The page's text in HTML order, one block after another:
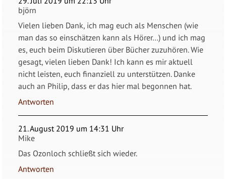
björn
Vielen lieben Dank, ich mag euch als Menschen (wie
man das so einschätzen kann als Hörer…) und ich mag
es, euch beim Diskutieren über Bücher zuzuhören. Wie
gesagt, vielen lieben Dank! Ich kann es mir aktuell
nicht leisten, euch finanziell zu unterstützen. Danke
auch an Philip, dass er das hier mal begonnen hat.
Antworten
21. August 2019 um 14:31 Uhr
Mike
Das Ozonloch schließt sich wieder.
Antworten